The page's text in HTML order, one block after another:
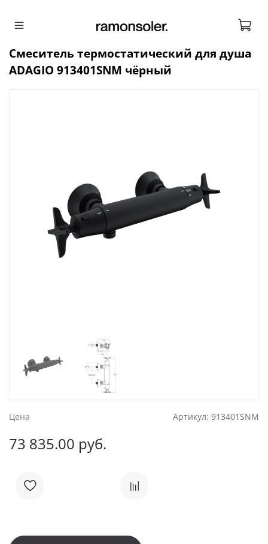
Цена Артикул: 913401SNM
Смеситель термостатический для душа
ADAGIO 913401SNM чёрный
73 835.00 руб.